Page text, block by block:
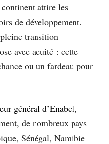
attire les
de développement.
transition
avec acuité : cette
ou un fardeau pour
général d’Enabel,
de nombreux pays
Sénégal, Namibie –